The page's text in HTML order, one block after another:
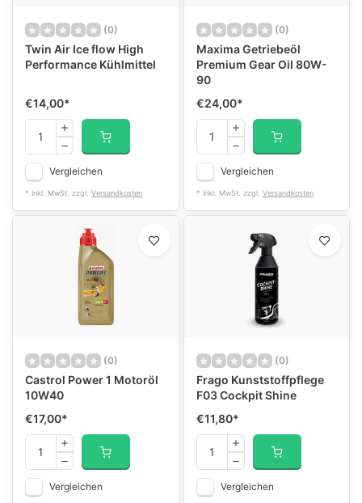
(0)
Twin Air Ice flow High
Performance Kühlmittel
€14,00*
Vergleichen
* Inkl. MwSt. zzgl. Versandkosten
(0)
Maxima Getriebeöl
Premium Gear Oil 80W-
90
€24,00*
Vergleichen
* Inkl. MwSt. zzgl. Versandkosten
(0)
Castrol Power 1 Motoröl
10W40
€17,00*
Vergleichen
(0)
Frago Kunststoffpflege
F03 Cockpit Shine
€11,80*
Vergleichen